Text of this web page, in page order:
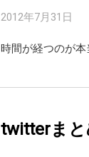
2012年7月31日
時間が経つのが
twitterま